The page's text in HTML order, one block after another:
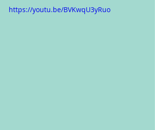
https://youtu.be/BVKwqU3yRuo